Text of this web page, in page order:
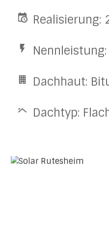
Realisierung:
Dachhaut:
Dachtyp: